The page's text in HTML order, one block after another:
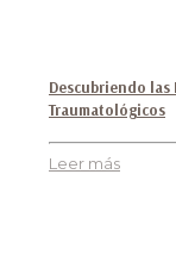
Descubriendo
Traumatológicos
Leer más